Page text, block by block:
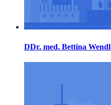
DDr. med. Bettina Wendl